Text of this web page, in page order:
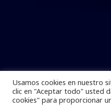
Usamos cookies en nuestro
clic en "Aceptar todo" usted
cookies" para proporcionar